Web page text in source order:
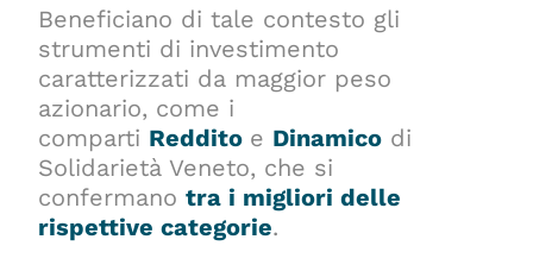
Beneficiano di tale contesto gli
strumenti di investimento
caratterizzati da maggior peso
azionario, come i
comparti Reddito e Dinamico di
Solidarietà Veneto, che si
confermanotra i migliori delle
rispettive categorie.